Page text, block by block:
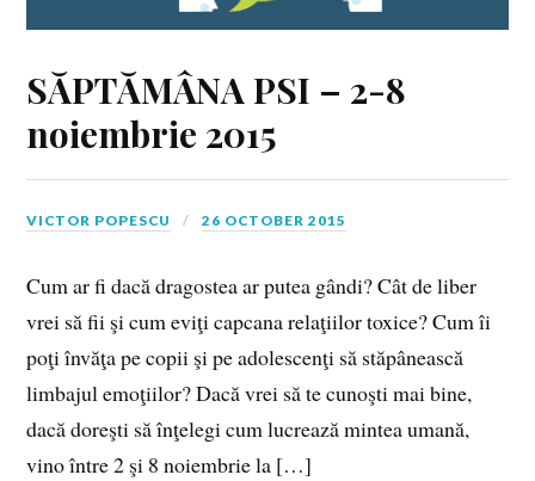
SĂPTĂMÂNA PSI – 2-8
noiembrie 2015
VICTOR POPESCU 26 OCTOBER 2015
Cum ar fi dacă dragostea ar putea gândi? Cât de liber
vrei să fii şi cum eviţi capcana relaţiilor toxice? Cum îi
poţi învăţa pe copii şi pe adolescenţi să stăpânească
limbajul emoţiilor? Dacă vrei să te cunoşti mai bine,
dacă doreşti să înţelegi cum lucrează mintea umană,
vino între 2 şi 8 noiembrie la […]